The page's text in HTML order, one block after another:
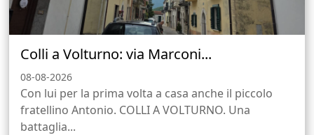
Colli a Volturno: via Marconi...
08-08-2026
Con lui per la prima volta a casa anche il piccolo
fratellino Antonio. COLLI A VOLTURNO. Una
battaglia...